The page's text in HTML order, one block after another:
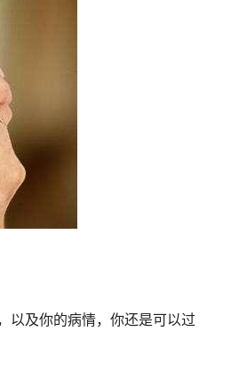
以及你的病情，你还是可以过